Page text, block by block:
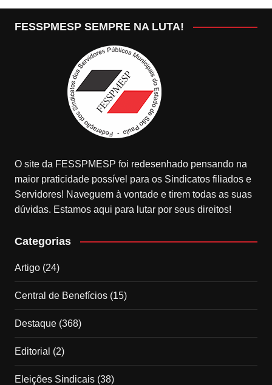
FESSPMESP SEMPRE NA LUTA!
O site da FESSPMESP foi redesenhado pensando na
maior praticidade possível para os Sindicatos filiados e
Servidores! Naveguem à vontade e tirem todas as suas
dúvidas. Estamos aqui para lutar por seus direitos!
Categorias
Artigo(24)
Central de Benefícios(15)
Destaque(368)
Editorial (2)
Eleições Sindicais(38)